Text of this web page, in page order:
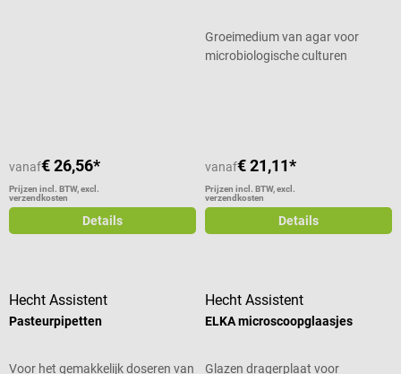
vanaf€ 26,56*
Prijzen incl. BTW, excl.
verzendkosten
Details
Groeimedium van agar voor
microbiologische culturen
vanaf€ 21,11*
Prijzen incl. BTW, excl.
verzendkosten
Details
Hecht Assistent
Pasteurpipetten
Voor het gemakkelijk doseren van
Hecht Assistent
ELKA microscoopglaasjes
Glazen dragerplaat voor